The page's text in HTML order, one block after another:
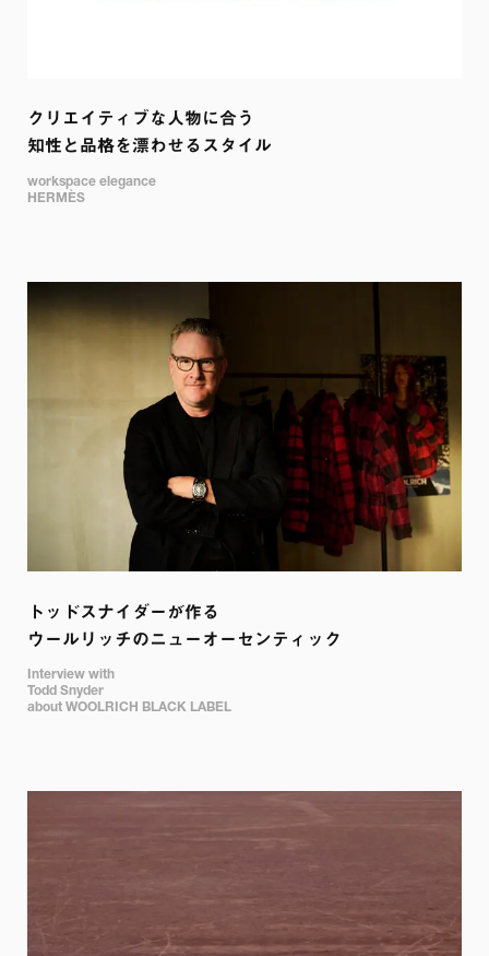
クリエイティブな人物に合う
知性と品格を漂わせるスタイル
workspace elegance
HERMÈS
トッドスナイダーが作る
ウールリッチのニューオーセンティック
Interview with
Todd Snyder
about WOOLRICH BLACK LABEL